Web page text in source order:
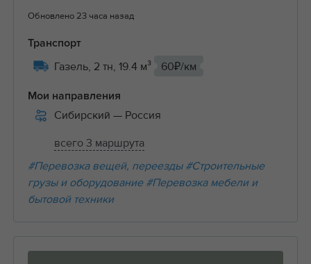
Обновлено 23 часа назад
Транспорт
Газель, 2 тн, 19.4 м³ 60₽/км
Мои направления
Сибирский — Россия
всего 3 маршрута
#Перевозка вещей, переезды #Строительные
грузы и оборудование #Перевозка мебели и
бытовой техники